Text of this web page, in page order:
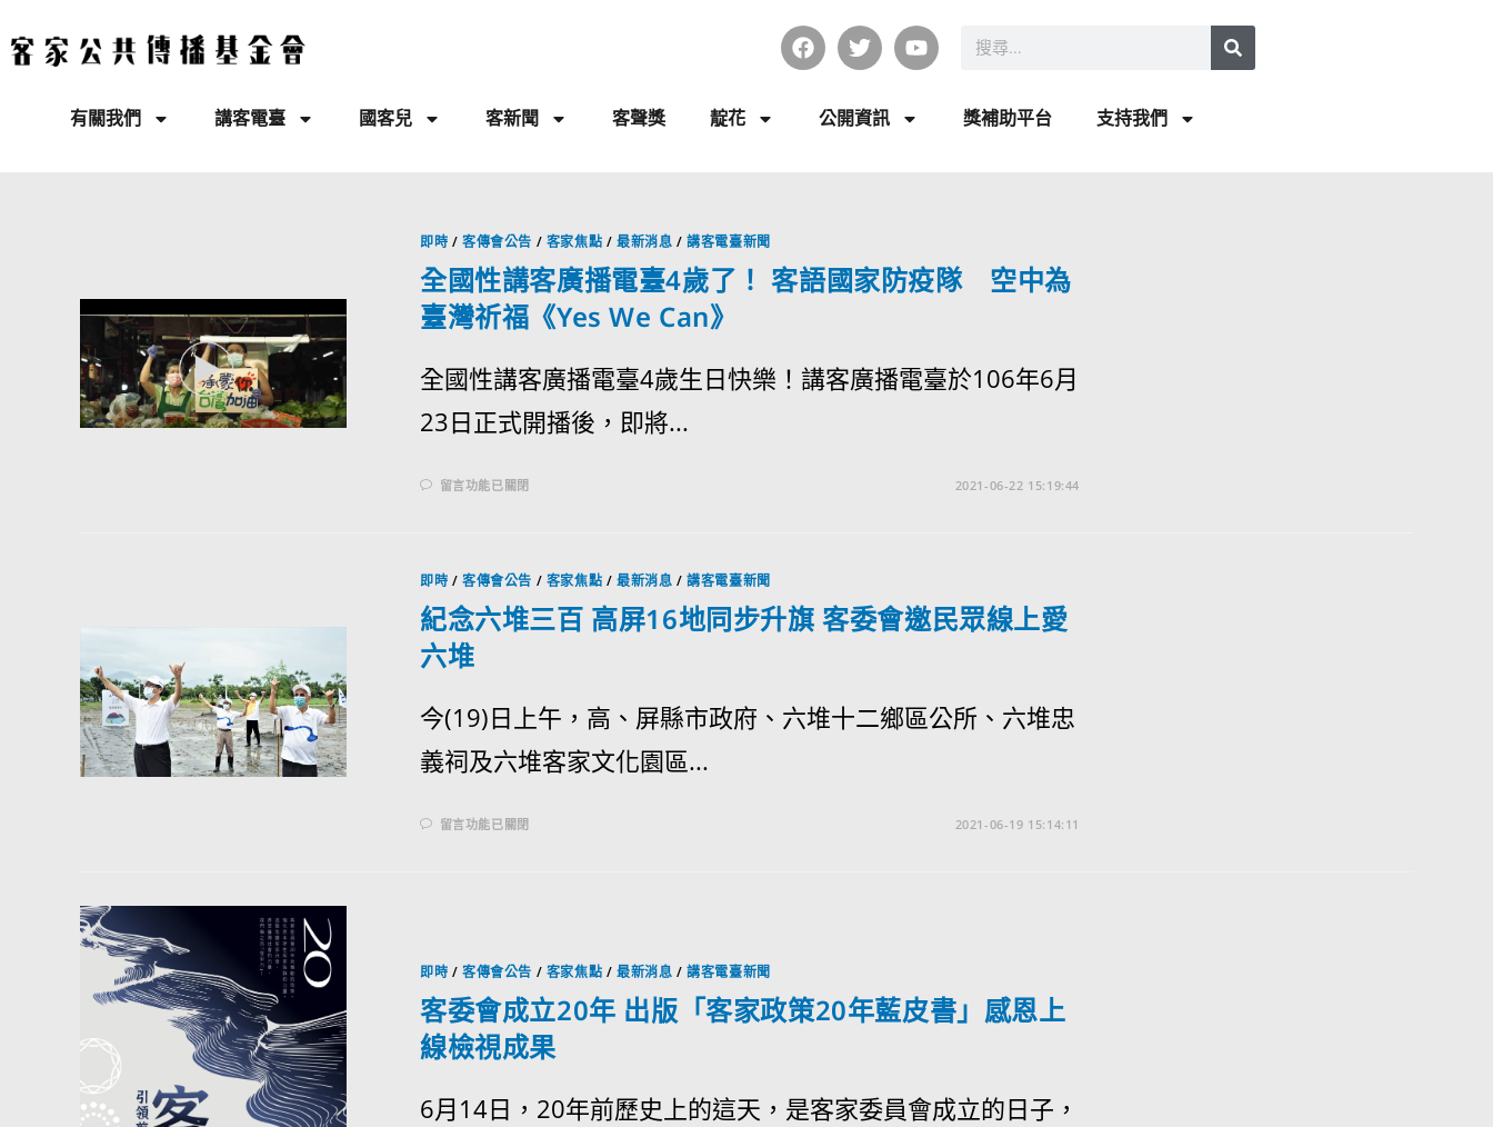
有關我們 講客電臺 國客兒 客新聞 客聲獎 靛花 公開資訊 獎補助平台 支持我們
即時 /客傳會公告 / 客家焦點 /最新消息 /講客電臺新聞
全國性講客廣播電臺4歲了！ 客語國家防疫隊 空中為
臺灣祈福《Yes We Can》
全國性講客廣播電臺4歲生日快樂！講客廣播電臺於106年6月
23日正式開播後，即將...
留言功能已關閉 2021-06-22 15:19:44
即時 /客傳會公告 / 客家焦點 /最新消息 /講客電臺新聞
紀念六堆三百 高屏16地同步升旗 客委會邀民眾線上愛
六堆
今(19)日上午，高、屏縣市政府、六堆十二鄉區公所、六堆忠
義祠及六堆客家文化園區...
留言功能已關閉 2021-06-19 15:14:11
即時 /客傳會公告 / 客家焦點 /最新消息 /講客電臺新聞
客委會成立20年 出版「客家政策20年藍皮書」感恩上
線檢視成果
6月14日，20年前歷史上的這天，是客家委員會成立的日子，